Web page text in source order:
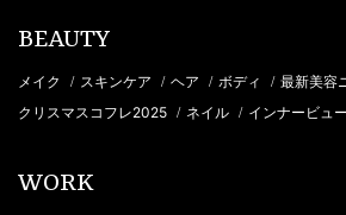
BEAUTY
メイク / スキンケア / ヘア / ボディ / 最新美容
クリスマスコフレ2025 / ネイル / インナービュ
WORK